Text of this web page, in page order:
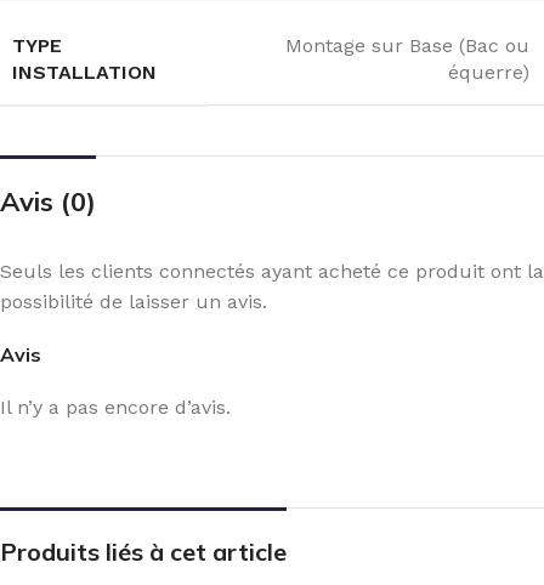
TYPE
INSTALLATION
Montage sur Base (Bac ou
équerre)
Avis (0)
Avis
Il n’y a pas encore d’avis.
Seuls les clients connectés ayant acheté ce produit ont la
possibilité de laisser un avis.
Produits liés à cet article